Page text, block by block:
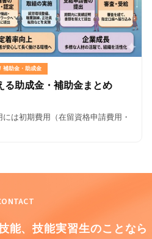
補助金・助成金
る助成金・補助金まとめ
は初期費用（在留資格申請費用・
能、技能実習生のことなら